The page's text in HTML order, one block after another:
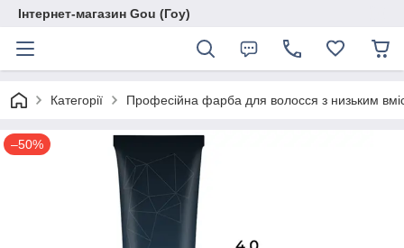
Інтернет-магазин Gou (Гоу)
Категорії Професійна фарба для волосся з низьким
–50%